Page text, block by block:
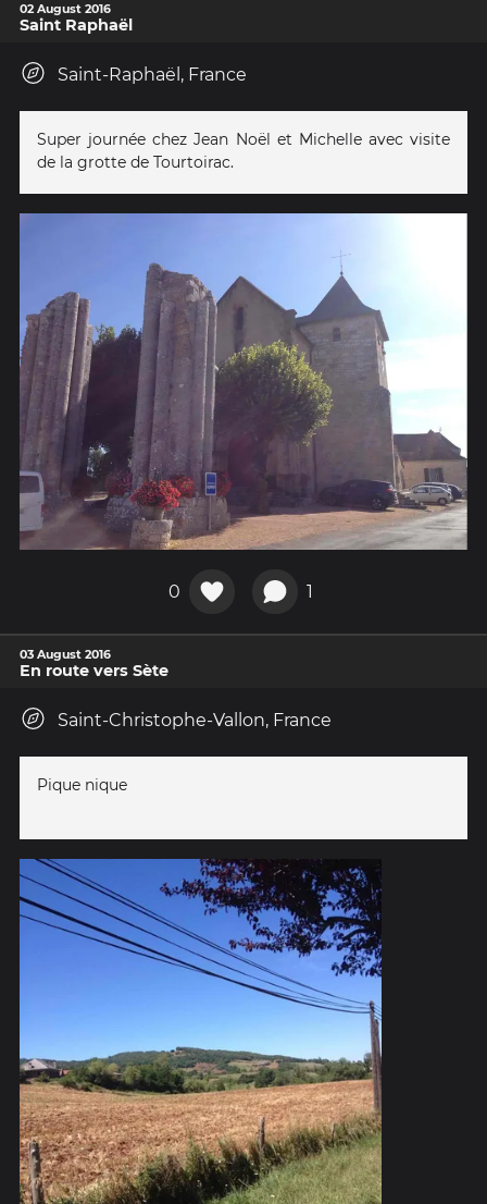
02 August 2016
Saint Raphaël
Saint-Raphaël, France
Super journée chez Jean Noël et Michelle avec visite
de la grotte de Tourtoirac.
0 1
03 August 2016
En route vers Sète
Saint-Christophe-Vallon, France
Pique nique